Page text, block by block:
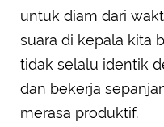
untuk diam dari
suara di kepala kita
tidak selalu identik
dan bekerja
merasa produktif.